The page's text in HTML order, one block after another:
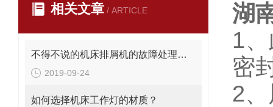
相关文章 / ARTICLE
不得不说的机床排屑机的故障处理方法
2019-09-24
如何选择机床工作灯的材质？
湖
1
密
2